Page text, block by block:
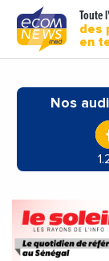
Toute
des
en
Nos